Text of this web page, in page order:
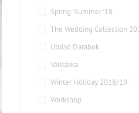
Spring-Summer '18
The Wedding Collection
Utolsó Darabok
Válltáska
Winter Holiday 2018/19'
Workshop